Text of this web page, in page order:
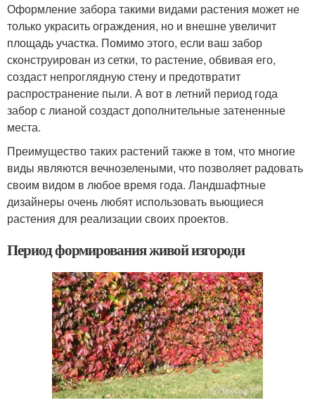
Оформление забора такими видами растения может не
только украсить ограждения, но и внешне увеличит
площадь участка. Помимо этого, если ваш забор
сконструирован из сетки, то растение, обвивая его,
создаст непроглядную стену и предотвратит
распространение пыли. А вот в летний период года
забор с лианой создаст дополнительные затененные
места.
Преимущество таких растений также в том, что многие
виды являются вечнозелеными, что позволяет радовать
своим видом в любое время года. Ландшафтные
дизайнеры очень любят использовать вьющиеся
растения для реализации своих проектов.
Период формирования живой изгороди